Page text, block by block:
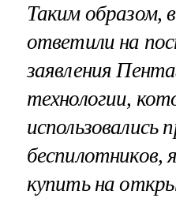
Таким образом,
ответили на
заявления
технологии,
использовались
купить на